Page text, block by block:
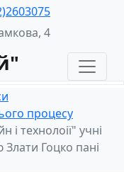
4
процесу
і технолоії" учні
Гоцко пані